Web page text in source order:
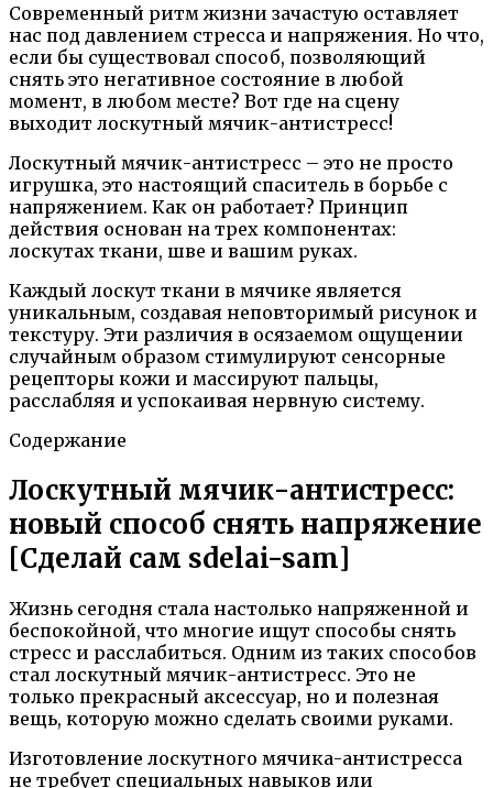
Современный ритм жизни зачастую оставляет
нас под давлением стресса и напряжения. Но что,
если бы существовал способ, позволяющий
снять это негативное состояние в любой
момент, в любом месте? Вот где на сцену
выходит лоскутный мячик-антистресс!
Лоскутный мячик-антистресс – это не просто
игрушка, это настоящий спаситель в борьбе с
напряжением. Как он работает? Принцип
действия основан на трех компонентах:
лоскутах ткани, шве и вашим руках.
Каждый лоскут ткани в мячике является
уникальным, создавая неповторимый рисунок и
текстуру. Эти различия в осязаемом ощущении
случайным образом стимулируют сенсорные
рецепторы кожи и массируют пальцы,
расслабляя и успокаивая нервную систему.
Содержание
Лоскутный мячик-антистресс:
новый способ снять напряжение
[Сделай сам sdelai-sam]
Жизнь сегодня стала настолько напряженной и
беспокойной, что многие ищут способы снять
стресс и расслабиться. Одним из таких способов
стал лоскутный мячик-антистресс. Это не
только прекрасный аксессуар, но и полезная
вещь, которую можно сделать своими руками.
Изготовление лоскутного мячика-антистресса
не требует специальных навыков или